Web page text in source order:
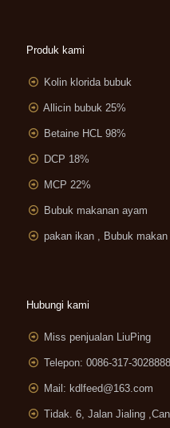
Produk kami
Kolin klorida bubuk
Allicin bubuk 25%
Betaine HCL 98%
DCP 18%
MCP 22%
Bubuk makanan ayam
pakan ikan , Bubuk makan
Hubungi kami
Miss penjualan LiuPing
Telepon: 0086-317-3028888
Mail: kdlfeed@163.com
Tidak. 6, Jalan Jialing ,